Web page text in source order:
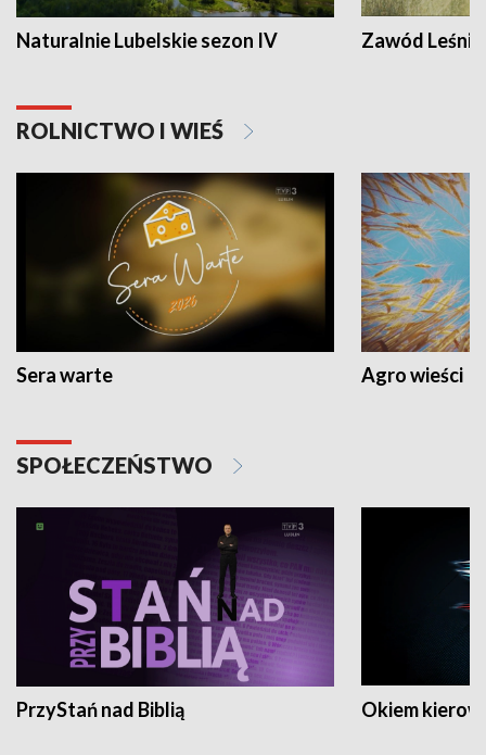
Naturalnie Lubelskie sezon IV Zawód Leśnik
ROLNICTWO I WIEŚ
Sera warte Agro wieści
SPOŁECZEŃSTWO
PrzyStań nad Biblią Okiem